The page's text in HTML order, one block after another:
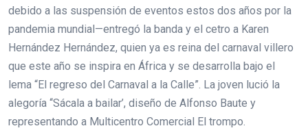
debido a las suspensión de eventos estos dos años por la
pandemia mundial—entregó la banda y el cetro a Karen
Hernández Hernández, quien ya es reina del carnaval villero
que este año se inspira en África y se desarrolla bajo el
lema “El regreso del Carnaval a la Calle”. La joven lució la
alegoría ‘‘Sácala a bailar’, diseño de Alfonso Baute y
representando a Multicentro Comercial El trompo.